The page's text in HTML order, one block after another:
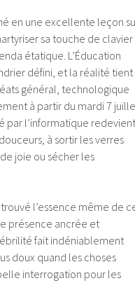
en une excellente leçon
sa touche de clavier
étatique. L’Éducation
défini, et la réalité tient
général, technologique
à partir du mardi 7
par l’informatique redevient
à sortir les verres
joie ou sécher les
l’essence même de
présence ancrée et
fait indéniablement
doux quand les choses
interrogation pour les